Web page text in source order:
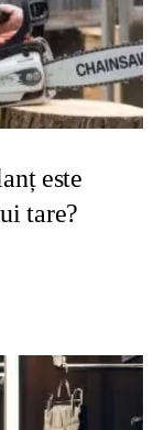
este
tare?